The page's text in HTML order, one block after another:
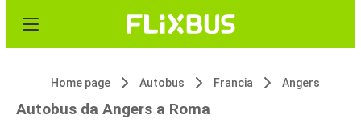
Home page Autobus Francia Angers
Autobus da Angers a Roma